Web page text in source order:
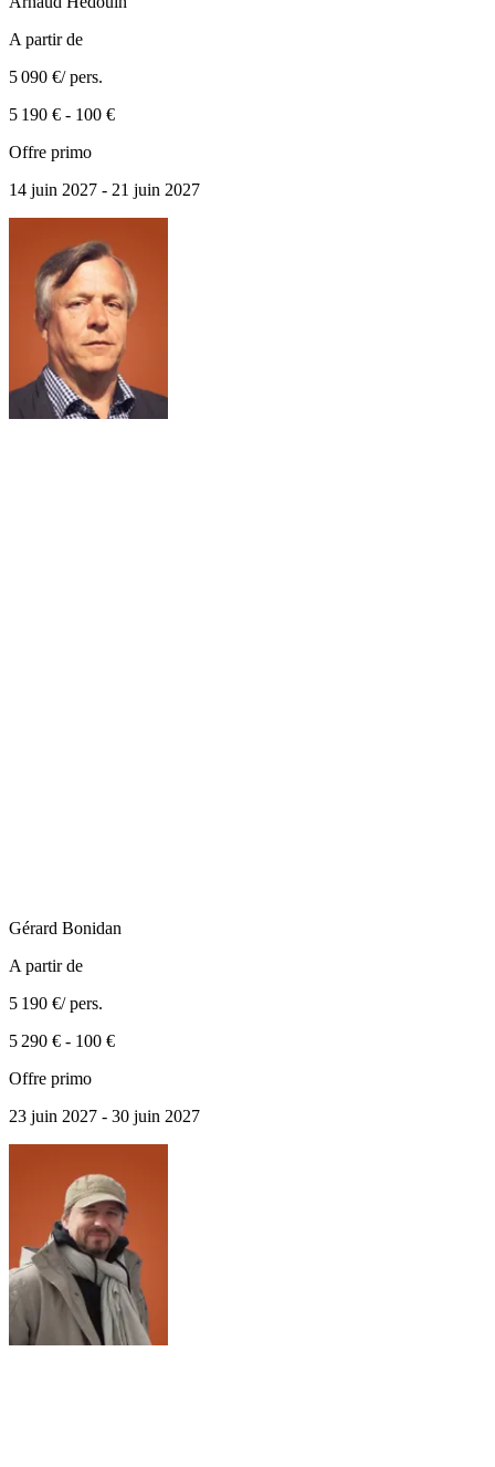
A partir de
5 090 €/ pers.
5 190 € - 100 €
Offre primo
14 juin 2027 - 21 juin 2027
Gérard Bonidan
A partir de
5 190 €/ pers.
5 290 € - 100 €
Offre primo
23 juin 2027 - 30 juin 2027